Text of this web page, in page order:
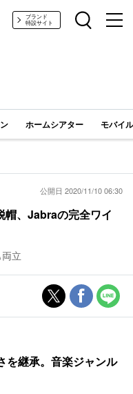
ットブランド
特設サイト
ホームシアター モバイ
公開日 2020/11/10 06:30
帽、Jabraの完全ワイ
立
を継承。音楽ジャンル